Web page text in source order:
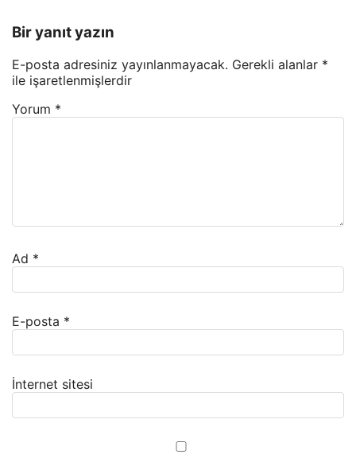
Bir yanıt yazın
E-posta adresiniz yayınlanmayacak. Gerekli alanlar *
ile işaretlenmişlerdir
Yorum *
Ad *
E-posta *
İnternet sitesi